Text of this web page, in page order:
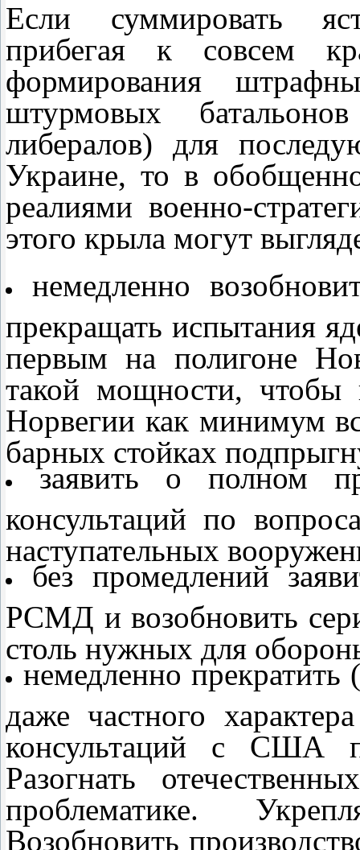
Если суммировать
прибегая к совсем
формирования
штурмовых
либералов) для
Украине, то в
реалиями военно-
этого крыла могут
немедленно
прекращать испытания
первым на полигоне
такой мощности,
Норвегии как минимум
барных стойках
заявить о полном
консультаций по
наступательных
без промедлений
РСМД и возобновить
столь нужных для
немедленно
даже частного
консультаций с США
Разогнать
проблематике.
Возобновить